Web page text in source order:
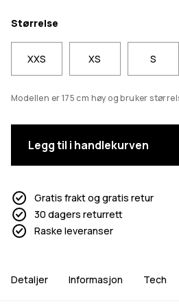
Størrelse
XXS XS S
Modellen er 175 cm høy og bruker
Legg til i handlekurven
Gratis frakt og gratis retur
30 dagers returrett
Raske leveranser
Detaljer Informasjon Tech